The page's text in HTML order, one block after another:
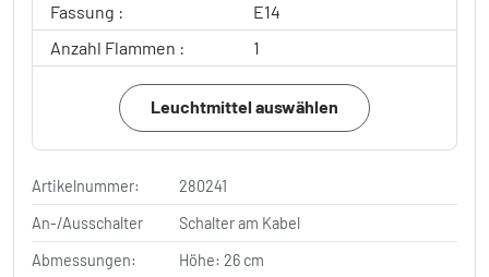
Fassung :
E14
Anzahl Flammen :
1
Leuchtmittel auswählen
Artikelnummer:
280241
An-/Ausschalter
Schalter am Kabel
Abmessungen:
Höhe: 26 cm